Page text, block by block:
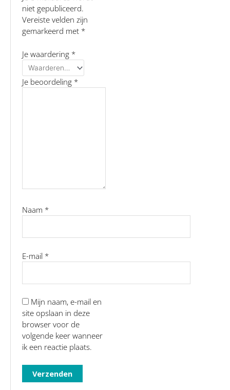
niet gepubliceerd.
Vereiste velden zijn
gemarkeerd met *
Je waardering *
Je beoordeling *
Naam *
E-mail *
Mijn naam, e-mail en
site opslaan in deze
browser voor de
volgende keer wanneer
ik een reactie plaats.